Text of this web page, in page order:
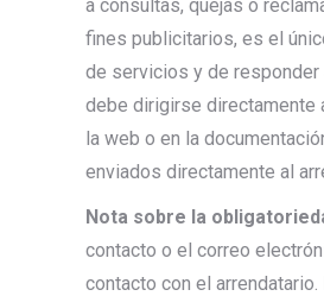
a consultas, quejas o
fines publicitarios, es el
de servicios y de responder
debe dirigirse directamente
la web o en la
enviados directamente al
Nota sobre la
contacto o el correo
contacto con el